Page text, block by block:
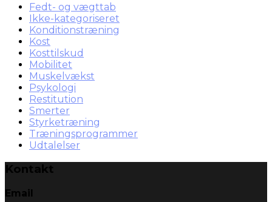
Fedt- og vægttab
Ikke-kategoriseret
Konditionstræning
Kost
Kosttilskud
Mobilitet
Muskelvækst
Psykologi
Restitution
Smerter
Styrketræning
Træningsprogrammer
Udtalelser
Kontakt
Email